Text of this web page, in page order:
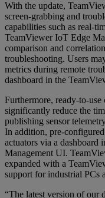
With the update,
screen-grabbing and
capabilities such as real-
TeamViewer IoT Edge
comparison and
troubleshooting. Users
metrics during remote
dashboard in the
Furthermore, ready-to-
significantly reduce the
publishing sensor
In addition, pre-
actuators via a dashboard
Management UI.
expanded with a
support for industrial PCs
“The latest version of our